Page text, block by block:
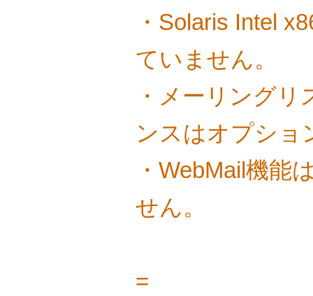
・Solaris Intel
ていません。
・メーリング
ンスはオプショ
・WebMail機能
せん。
=